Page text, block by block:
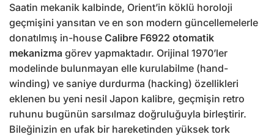
Saatin mekanik kalbinde, Orient’in köklü horoloji
geçmişini yansıtan ve en son modern güncellemelerle
donatılmış in-house Calibre F6922 otomatik
mekanizma görev yapmaktadır. Orijinal 1970’ler
modelinde bulunmayan elle kurulabilme (hand-
winding) ve saniye durdurma (hacking) özellikleri
eklenen bu yeni nesil Japon kalibre, geçmişin retro
ruhunu bugünün sarsılmaz doğruluğuyla birleştirir.
Bileğinizin en ufak bir hareketinden yüksek tork